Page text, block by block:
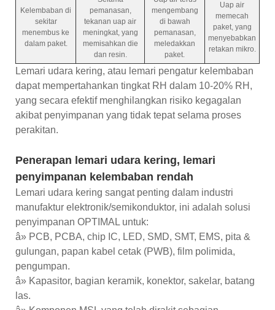
Kelembaban di
sekitar
menembus ke
dalam paket.
pemanasan,
tekanan uap air
meningkat, yang
memisahkan die
dan resin.
mengembang
di bawah
pemanasan,
meledakkan
paket.
Uap air
memecah
paket, yang
menyebabkan
retakan mikro.
Lemari udara kering, atau lemari pengatur kelembaban
dapat mempertahankan tingkat RH dalam 10-20% RH,
yang secara efektif menghilangkan risiko kegagalan
akibat penyimpanan yang tidak tepat selama proses
perakitan.
Penerapan lemari udara kering, lemari
penyimpanan kelembaban rendah
Lemari udara kering sangat penting dalam industri
manufaktur elektronik/semikonduktor, ini adalah solusi
penyimpanan OPTIMAL untuk:
â» PCB, PCBA, chip IC, LED, SMD, SMT, EMS, pita &
gulungan, papan kabel cetak (PWB), film polimida,
pengumpan.
â» Kapasitor, bagian keramik, konektor, sakelar, batang
las.